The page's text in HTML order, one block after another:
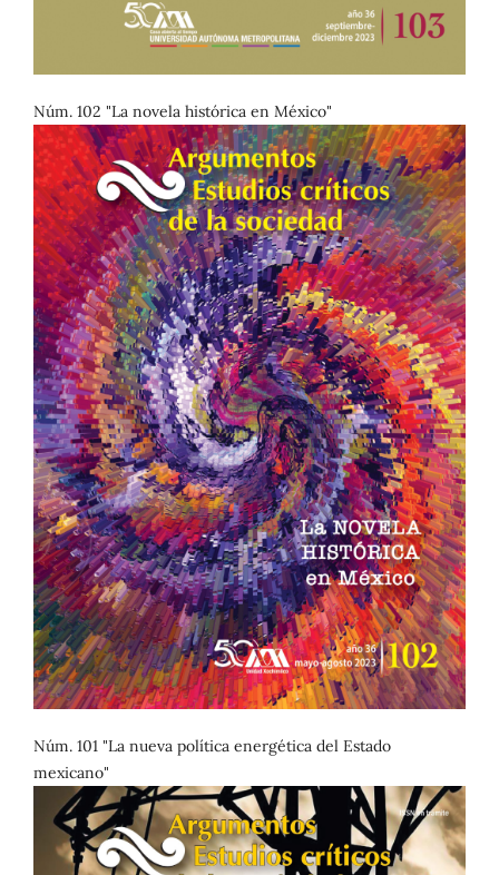
Núm. 102 "La novela histórica en México"
Núm. 101 "La nueva política energética del Estado
mexicano"